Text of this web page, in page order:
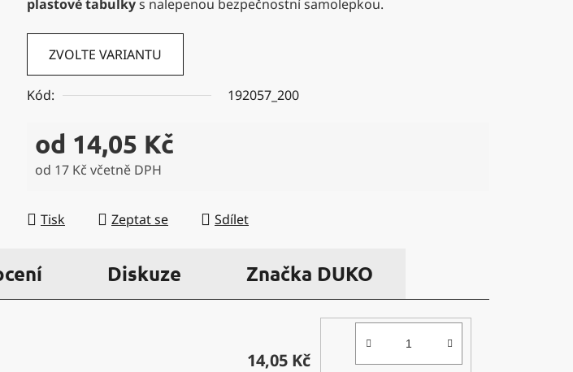
5
hvězdiček.
plastové tabulkys nalepenou bezpečnostní samolepkou.
ZVOLTE VARIANTU
Kód: 192057_200
od 14,05 Kč
od 17 Kč včetně DPH
Tisk
Zeptat se Sdílet
Diskuze Značka DUKO
14,05 Kč